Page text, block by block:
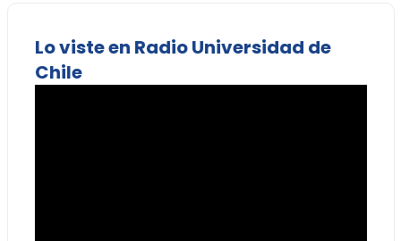
Lo viste en Radio Universidad de
Chile